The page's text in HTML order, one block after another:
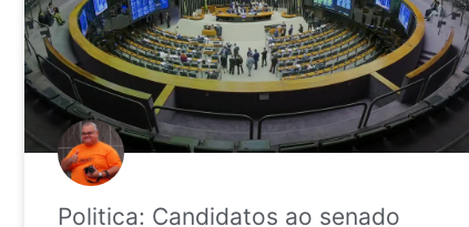
Politica: Candidatos ao senado